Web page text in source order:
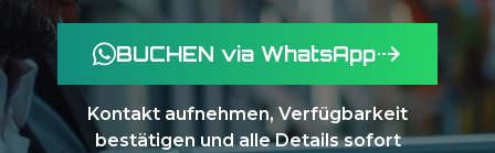
BUCHEN via WhatsApp
Kontakt aufnehmen, Verfügbarkeit
bestätigen und alle Details sofort